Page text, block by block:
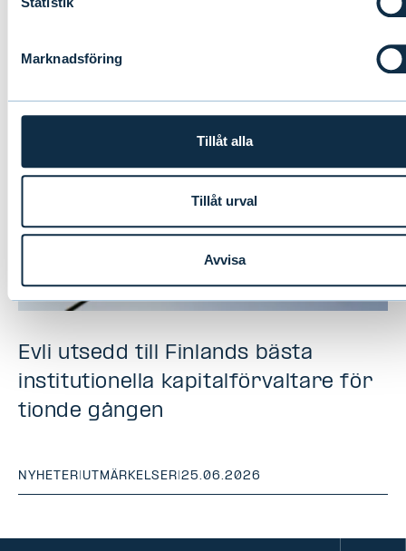
Marknadsföring
Tillåt alla
Tillåt urval
Avvisa
NYHETER|PERSONER
Evli utsedd till Finlands bästa
institutionella kapitalförvaltare för
tionde gången
NYHETER| UTMÄRKELSER|25.06.2026